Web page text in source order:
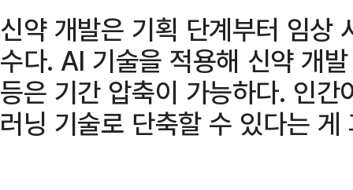
신약 개발은 기획 단계부터 임상
수다. AI 기술을 적용해 신약 개
등은 기간 압축이 가능하다. 인
러닝 기술로 단축할 수 있다는 게